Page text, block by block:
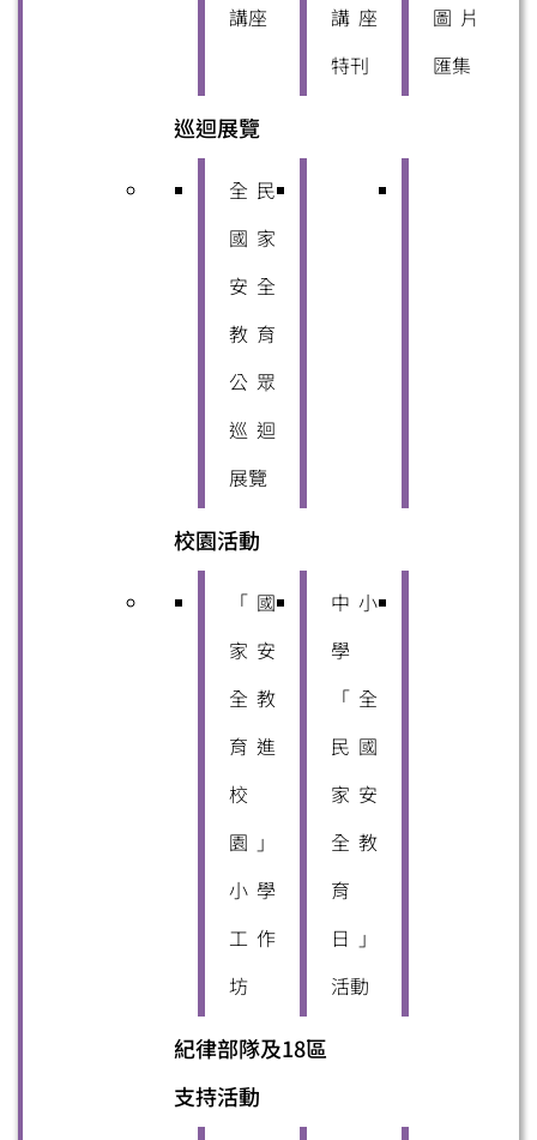
講座
講座
特刊
圖片
匯集
巡迴展覽
全民
國家
安全
教育
公眾
巡迴
展覽
校園活動
「國
家安
全教
育進
校
園」
小學
工作
坊
中小
學
「全
民國
家安
全教
育
日」
活動
紀律部隊及18區
支持活動